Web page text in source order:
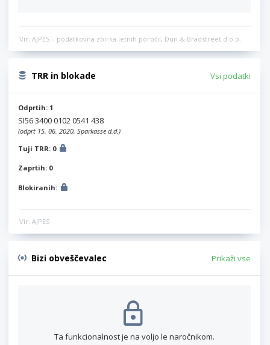
Vir: AJPES – podatkovna zbirka letnih poročil, Dun & Bradstreet d.o.o.
TRR in blokade Vsi podatki
Odprtih: 1
SI56 3400 0102 0541 438
(odprt 15. 06. 2020, Sparkasse d.d.)
Tuji TRR: 0
Zaprtih: 0
Blokiranih:
Vir: AJPES
Bizi obveščevalec Prikaži vse
Ta funkcionalnost je na voljo le naročnikom.